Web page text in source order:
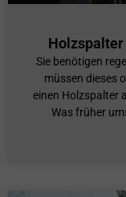
Holzspalter
Sie benötigen
müssen dieses
einen Holzspalter
Was früher